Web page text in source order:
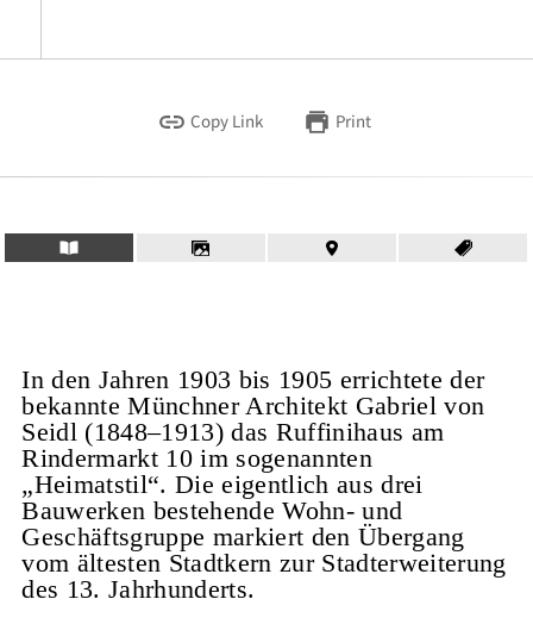
Copy Link Print
In den Jahren 1903 bis 1905 errichtete der
bekannte Münchner Architekt Gabriel von
Seidl (1848–1913) das Ruffinihaus am
Rindermarkt 10 im sogenannten
„Heimatstil“. Die eigentlich aus drei
Bauwerken bestehende Wohn- und
Geschäftsgruppe markiert den Übergang
vom ältesten Stadtkern zur Stadterweiterung
des 13. Jahrhunderts.